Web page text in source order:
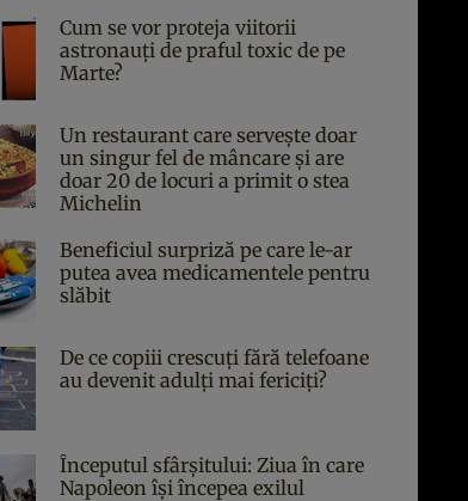
Cum se vor proteja viitorii
astronauți de praful toxic de pe
Marte?
Un restaurant care servește doar
un singur fel de mâncare și are
doar 20 de locuri a primit o stea
Michelin
Beneficiul surpriză pe care le-ar
putea avea medicamentele pentru
slăbit
De ce copiii crescuți fără telefoane
au devenit adulți mai fericiți?
Începutul sfârşitului: Ziua în care
Napoleon îşi începea exilul